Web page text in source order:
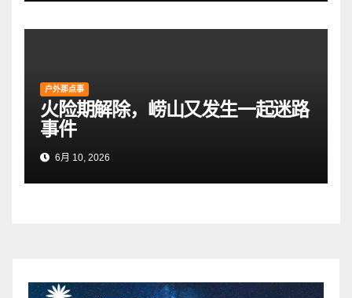
户外那点事
火险期解除，崂山又发生一起迷路
事件
6月 10, 2026